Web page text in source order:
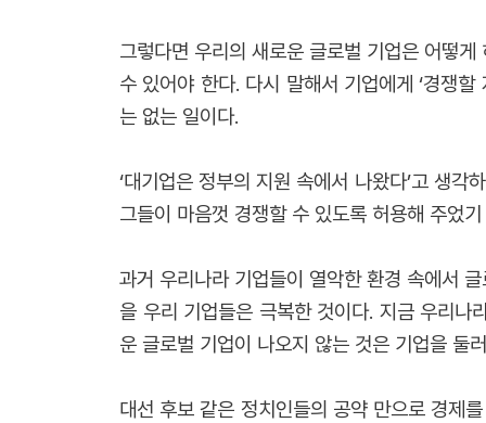
그렇다면 우리의 새로운 글로벌 기업은 어떻
수 있어야 한다. 다시 말해서 기업에게 ‘경쟁
는 없는 일이다.
‘대기업은 정부의 지원 속에서 나왔다’고 생
그들이 마음껏 경쟁할 수 있도록 허용해 주었
과거 우리나라 기업들이 열악한 환경 속에서
을 우리 기업들은 극복한 것이다. 지금 우리나
운 글로벌 기업이 나오지 않는 것은 기업을 둘
대선 후보 같은 정치인들의 공약 만으로 경제